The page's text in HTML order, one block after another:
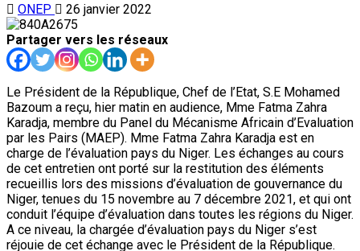
ONEP
26 janvier 2022
Partager vers les réseaux
Le Président de la République, Chef de l’Etat, S.E Mohamed
Bazoum a reçu, hier matin en audience, Mme Fatma Zahra
Karadja, membre du Panel du Mécanisme Africain d’Evaluation
par les Pairs (MAEP). Mme Fatma Zahra Karadja est en
charge de l’évaluation pays du Niger. Les échanges au cours
de cet entretien ont porté sur la restitution des éléments
recueillis lors des missions d’évaluation de gouvernance du
Niger, tenues du 15 novembre au 7 décembre 2021, et qui ont
conduit l’équipe d’évaluation dans toutes les régions du Niger.
A ce niveau, la chargée d’évaluation pays du Niger s’est
réjouie de cet échange avec le Président de la République.